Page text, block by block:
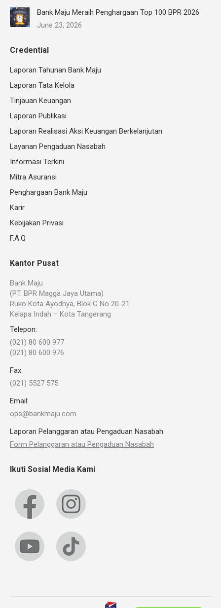
Bank Maju Meraih Penghargaan Top 100 BPR 2026
June 23, 2026
Credential
Laporan Tahunan Bank Maju
Laporan Tata Kelola
Tinjauan Keuangan
Laporan Publikasi
Laporan Realisasi Aksi Keuangan Berkelanjutan
Layanan Pengaduan Nasabah
Informasi Terkini
Mitra Asuransi
Penghargaan Bank Maju
Karir
Kebijakan Privasi
F.A.Q
Kantor Pusat
Bank Maju
(PT. BPR Magga Jaya Utama)
Ruko Kota Ayodhya, Blok G No 20-21
Kelapa Indah – Kota Tangerang
Telepon:
(021) 80 600 977
(021) 80 600 976
Fax:
(021) 5527 575
Email:
ops@bankmaju.com
Laporan Pelanggaran atau Pengaduan Nasabah
Form Pelanggaran atau Pengaduan Nasabah
Ikuti Sosial Media Kami